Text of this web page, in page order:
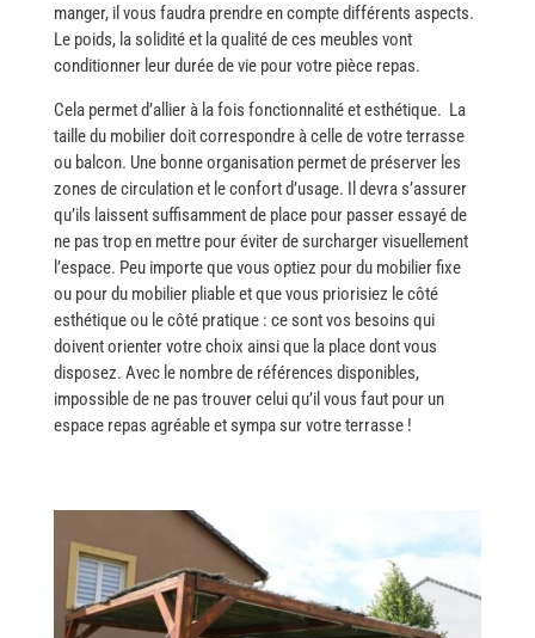
manger, il vous faudra prendre en compte différents aspects.
Le poids, la solidité et la qualité de ces meubles vont
conditionner leur durée de vie pour votre pièce ​‍​‌‍​‍‌repas.
Cela permet d’allier à la fois fonctionnalité et esthétique. La
taille du mobilier doit correspondre à celle de votre terrasse
ou balcon. Une bonne organisation permet de préserver les
zones de circulation et le confort d’usage. Il​‍​‌‍​‍‌ devra s’assurer
qu’ils laissent suffisamment de place pour passer essayé de
ne pas trop en mettre pour éviter de surcharger visuellement
l’espace. Peu importe que vous optiez pour du mobilier fixe
ou pour du mobilier pliable et que vous priorisiez le côté
esthétique ou le côté pratique : ce sont vos besoins qui
doivent orienter votre choix ainsi que la place dont vous
disposez. Avec le nombre de références disponibles,
impossible de ne pas trouver celui qu’il vous faut pour un
espace repas agréable et sympa sur votre terrasse ​‍​‌‍​‍‌!